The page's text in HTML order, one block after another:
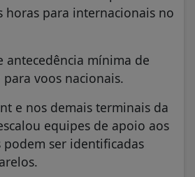
horas para internacionais no
antecedência mínima de
voos nacionais.
e nos demais terminais da
equipes de apoio aos
podem ser identificadas